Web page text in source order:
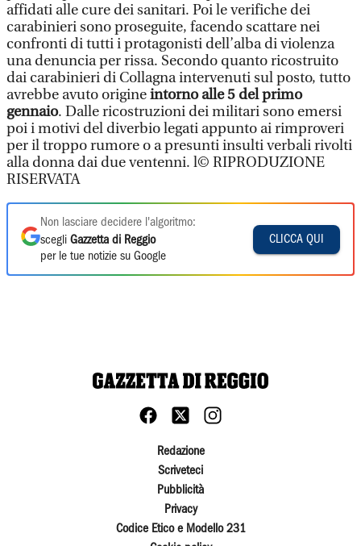
affidati alle cure dei sanitari. Poi le verifiche dei
carabinieri sono proseguite, facendo scattare nei
confronti di tutti i protagonisti dell’alba di violenza
una denuncia per rissa. Secondo quanto ricostruito
dai carabinieri di Collagna intervenuti sul posto, tutto
avrebbe avuto origineintorno alle 5 del primo
gennaio. Dalle ricostruzioni dei militari sono emersi
poi i motivi del diverbio legati appunto ai rimproveri
per il troppo rumore o a presunti insulti verbali rivolti
alla donna dai due ventenni. l© RIPRODUZIONE
RISERVATA
Non lasciare decidere l'algoritmo:
scegli Gazzetta di Reggio
per le tue notizie su Google
CLICCA QUI
Redazione
Scriveteci
Pubblicità
Privacy
Codice Etico e Modello 231